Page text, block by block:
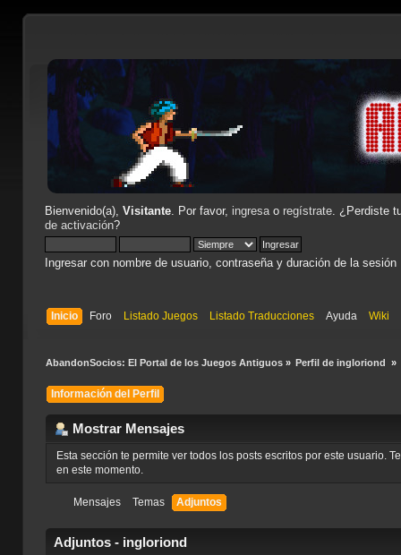
Bienvenido(a), Visitante. Por favor, ingresao regístrate. ¿Perdiste
de activación?
Ingresar con nombre de usuario, contraseña y duración de la sesión
Inicio Foro Listado Juegos Listado Traducciones Ayuda Wiki
AbandonSocios: El Portal de los Juegos Antiguos» Perfil de ingloriond »
Información del Perfil
Mostrar Mensajes
Esta sección te permite ver todos los posts escritos por este usuario.
en este momento.
Mensajes Temas Adjuntos
Adjuntos - ingloriond